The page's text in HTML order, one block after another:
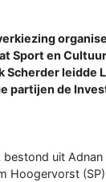
Sport en
leidde
partijen de
uit Adnan
Hoogervorst